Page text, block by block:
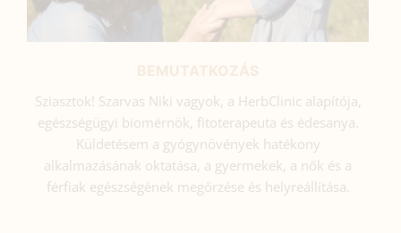
Sziasztok! Szarvas Niki vagyok, a HerbClinic alapítója,
egészségügyi biomérnök, fitoterapeuta és édesanya.
Küldetésem a gyógynövények hatékony
alkalmazásának oktatása, a gyermekek, a nők és a
férfiak egészségének megőrzése és helyreállítása.